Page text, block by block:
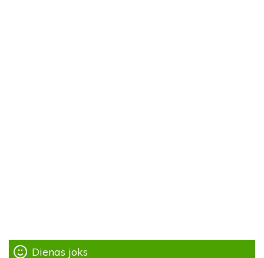
Dienas joks